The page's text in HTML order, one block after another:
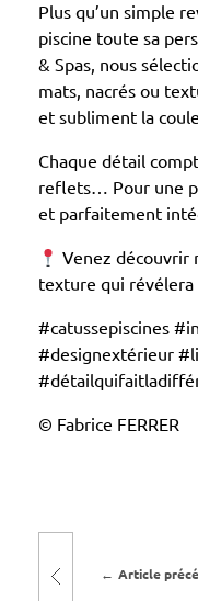
i
r
a
t
i
o
n
P
i
c
i
e
Plus qu’un simple
piscine toute sa
& Spas, nous
mats, nacrés ou
et subliment la
Chaque détail
reflets… Pour une
et parfaitement
Venez découvrir
texture qui révélera
#catussepiscines
#designextérieur
© Fabrice FERRER
Article